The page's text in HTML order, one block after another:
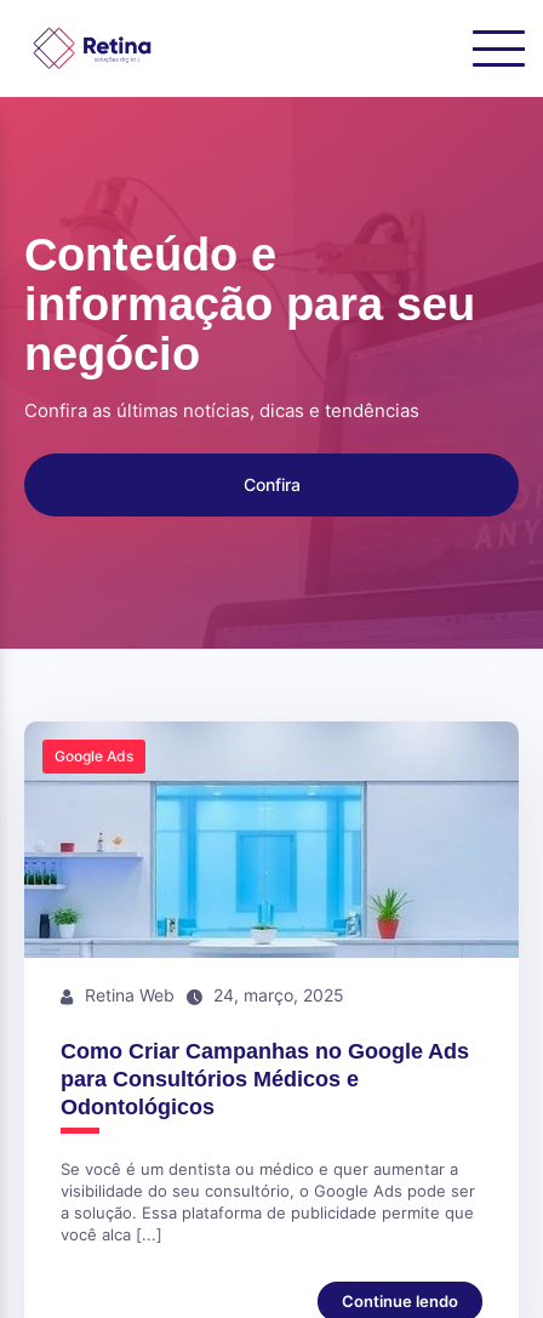
Conteúdo e
informação para seu
negócio
Confira as últimas notícias, dicas e tendências
Confira
Google Ads
Retina Web 24, março, 2025
Como Criar Campanhas no Google Ads
para Consultórios Médicos e
Odontológicos
Se você é um dentista ou médico e quer aumentar a
visibilidade do seu consultório, o Google Ads pode ser
a solução. Essa plataforma de publicidade permite que
você alca [...]
Continue lendo